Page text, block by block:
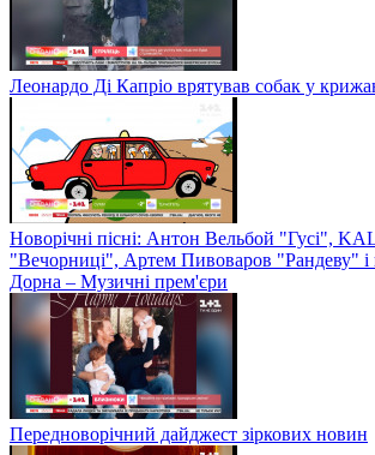
Леонардо Ді Капріо врятував собак у
Новорічні пісні: Антон Вельбой "Гусі",
"Вечорниці", Артем Пивоваров "Рандеву" і
Дорна – Музичні прем'єри
Передноворічний дайджест зіркових новин